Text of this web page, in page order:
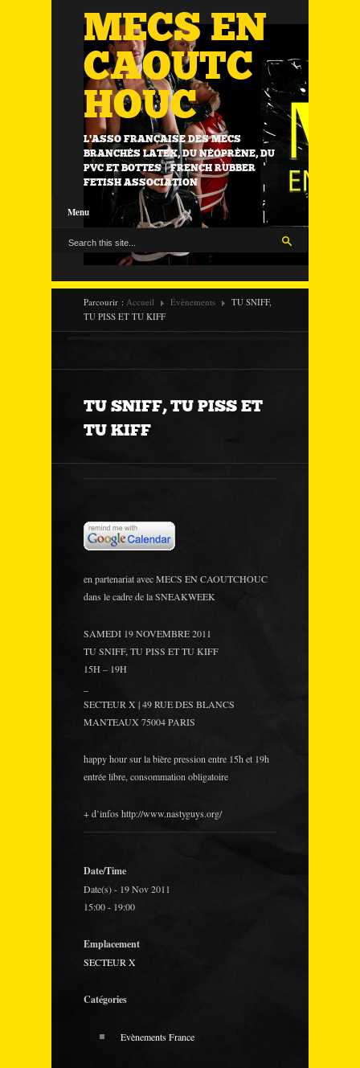
MECS EN
CAOUTC
HOUC
L'ASSO FRANÇAISE DES MECS
BRANCHÉS LATEX, DU NÉOPRÈNE, DU
PVC ET BOTTES | FRENCH RUBBER
FETISH ASSOCIATION
Menu
Parcourir : Accueil Évènements
TU SNIFF,
TU PISS ET TU KIFF
TU SNIFF, TU PISS ET
TU KIFF
en partenariat avec MECS EN CAOUTCHOUC
dans le cadre de la SNEAKWEEK
SAMEDI 19 NOVEMBRE 2011
TU SNIFF, TU PISS ET TU KIFF
15H – 19H
SECTEUR X | 49 RUE DES BLANCS
MANTEAUX 75004 PARIS
happy hour sur la bière pression entre 15h et 19h
entrée libre, consommation obligatoire
+ d’infos http://www.nastyguys.org/
Date/Time
Date(s) - 19 Nov 2011
15:00 - 19:00
Emplacement
SECTEUR X
Catégories
Evènements France